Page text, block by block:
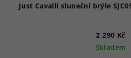
2 290 Kč
Skladem